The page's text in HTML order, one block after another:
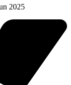
2025